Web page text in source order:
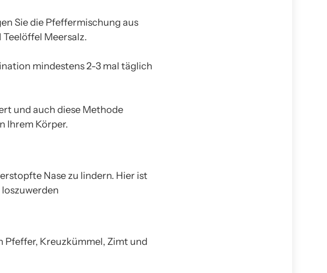
Sie die Pfeffermischung aus
Meersalz.
mindestens 2-3 mal täglich
und auch diese Methode
Ihrem Körper.
Nase zu lindern. Hier ist
Pfeffer, Kreuzkümmel, Zimt und